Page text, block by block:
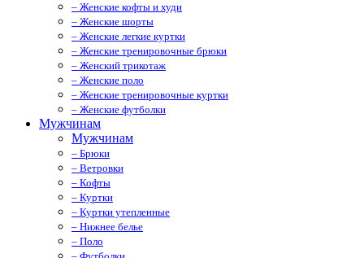
– Женские кофты и худи
– Женские шорты
– Женские легкие куртки
– Женские тренировочные брюки
– Женский трикотаж
– Женские поло
– Женские тренировочные куртки
– Женские футболки
Мужчинам
Мужчинам
– Брюки
– Ветровки
– Кофты
– Куртки
– Куртки утепленные
– Нижнее белье
– Поло